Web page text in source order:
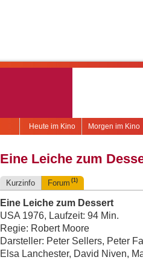
Morgen im Kino
Heute im Kino
Eine Leiche zum
Kurzinfo Forum (1)
Eine Leiche zum Dessert
USA 1976, Laufzeit: 94 Min.
Regie: Robert Moore
Darsteller: Peter Sellers, Peter
Elsa Lanchester, David Niven,